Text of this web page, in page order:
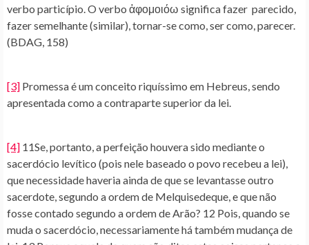
verbo particípio. O verbo ἀφομοιόω significa fazer parecido,
fazer semelhante (similar), tornar-se como, ser como, parecer.
(BDAG, 158)
[3] Promessa é um conceito riquíssimo em Hebreus, sendo
apresentada como a contraparte superior da lei.
[4] 11Se, portanto, a perfeição houvera sido mediante o
sacerdócio levítico (pois nele baseado o povo recebeu a lei),
que necessidade haveria ainda de que se levantasse outro
sacerdote, segundo a ordem de Melquisedeque, e que não
fosse contado segundo a ordem de Arão? 12 Pois, quando se
muda o sacerdócio, necessariamente há também mudança de